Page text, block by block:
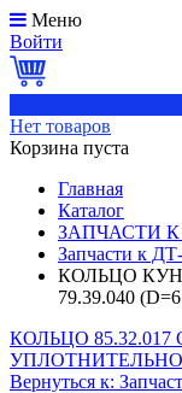
Меню
Войти
Нет товаров
Корзина пуста
Главная
Каталог
ЗАПЧАСТИ
Запчасти к
КОЛЬЦО
79.39.040
КОЛЬЦО
Вернуться к: